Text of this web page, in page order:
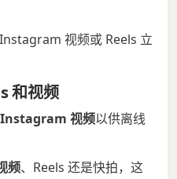
视频或 Reels 立
和视频
视频以供离线
频、Reels 还是快拍，这